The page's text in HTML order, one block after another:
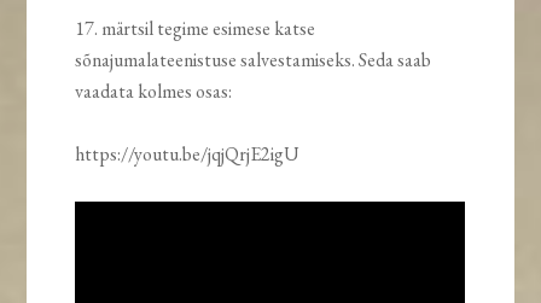
17. märtsil tegime esimese katse
sõnajumalateenistuse salvestamiseks. Seda saab
vaadata kolmes osas:
https://youtu.be/jqjQrjE2igU